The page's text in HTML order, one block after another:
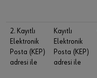
2. Kayıtlı
Elektronik
Posta (KEP)
adresi ile
Kayıtlı
Elektronik
Posta (KEP)
adresi ile